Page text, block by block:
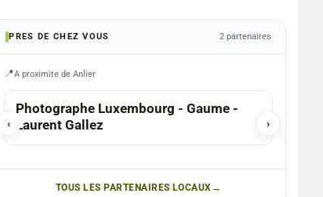
PRES DE CHEZ VOUS 2 partenaires
A proximite de Anlier
‹ ›
HABAY-LA-NEUVE
Photographe Luxembourg - Gaume -
Laurent Gallez
TOUS LES PARTENAIRES LOCAUX